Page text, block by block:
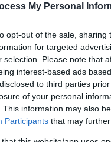
My Personal
opt-out of the sale,
for targeted
selection. Please note that
interest-based ads
to third parties
of your personal
This information may also
Participants that may
επί των ημερών του
στραβωπάτησε
που πήρε
Super League.
κορυφή της
απ' τους
Κυριακής στο Γ.